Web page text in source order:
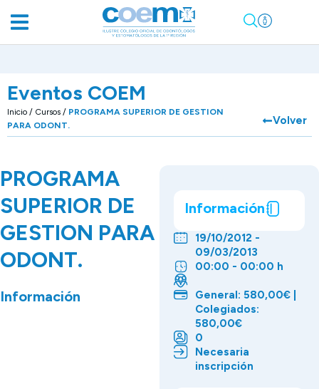
Eventos COEM
Inicio / Cursos / PROGRAMA SUPERIOR DE GESTION
PARA ODONT.
Volver
PROGRAMA
SUPERIOR DE
GESTION PARA
ODONT.
Información
Información
19/10/2012 -
09/03/2013
00:00 - 00:00 h
General: 580,00€ |
Colegiados:
580,00€
0
Necesaria
inscripción